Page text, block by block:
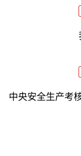
中央安全生产考